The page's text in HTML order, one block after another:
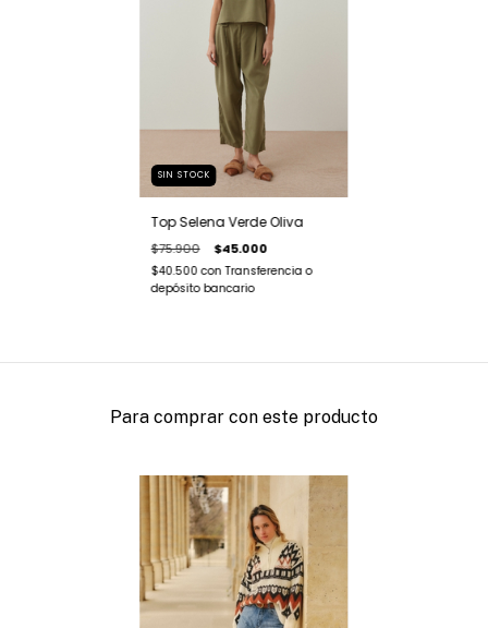
SIN STOCK
Top Selena Verde Oliva
$75.900 $45.000
$40.500con Transferencia o
depósito bancario
Para comprar con este producto